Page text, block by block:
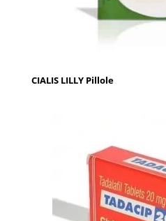
CIALIS LILLY Pillole